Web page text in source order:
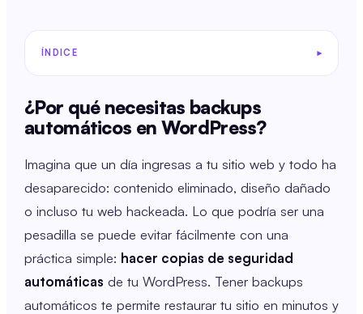
ÍNDICE
¿Por qué necesitas backups
automáticos en WordPress?
Imagina que un día ingresas a tu sitio web y todo ha
desaparecido: contenido eliminado, diseño dañado
o incluso tu web hackeada. Lo que podría ser una
pesadilla se puede evitar fácilmente con una
práctica simple: hacer copias de seguridad
automáticas de tu WordPress. Tener backups
automáticos te permite restaurar tu sitio en minutos y